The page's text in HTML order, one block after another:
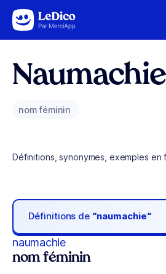
Aller au contenu
Naumachie
nom féminin
Définitions, synonymes, exemples en
Définitions de “naumachie“
naumachie
nom féminin